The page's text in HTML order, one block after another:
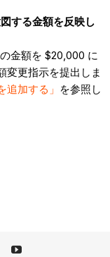
する金額を反映し
金額を $20,000 に
変更指示を提出しま
追加する」 を参照し